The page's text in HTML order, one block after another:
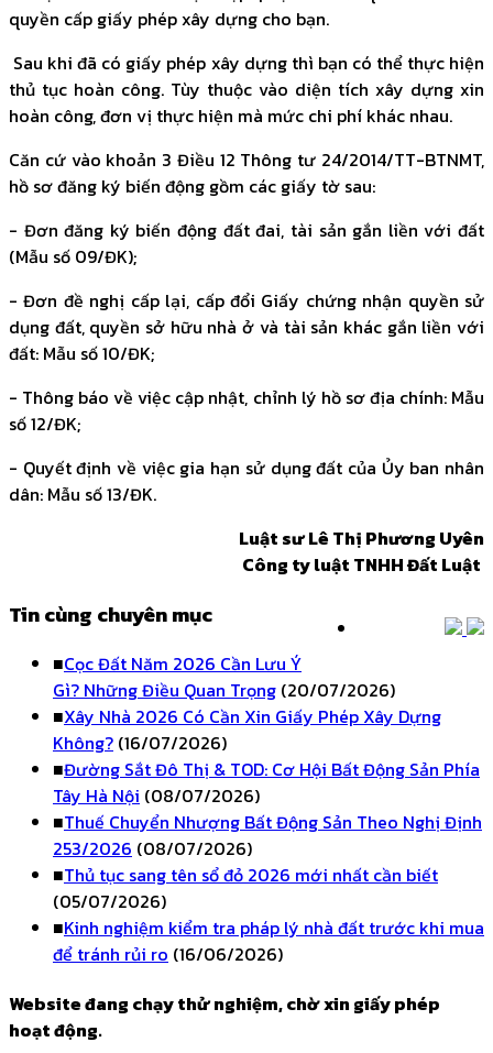
quyền cấp giấy phép xây dựng cho bạn.
Sau khi đã có giấy phép xây dựng thì bạn có thể thực hiện
thủ tục hoàn công. Tùy thuộc vào diện tích xây dựng xin
hoàn công, đơn vị thực hiện mà mức chi phí khác nhau.
Căn cứ vào khoản 3 Điều 12 Thông tư 24/2014/TT-BTNMT,
hồ sơ đăng ký biến động gồm các giấy tờ sau:
- Đơn đăng ký biến động đất đai, tài sản gắn liền với đất
(Mẫu số 09/ĐK);
- Đơn đề nghị cấp lại, cấp đổi Giấy chứng nhận quyền sử
dụng đất, quyền sở hữu nhà ở và tài sản khác gắn liền với
đất: Mẫu số 10/ĐK;
- Thông báo về việc cập nhật, chỉnh lý hồ sơ địa chính: Mẫu
số 12/ĐK;
- Quyết định về việc gia hạn sử dụng đất của Ủy ban nhân
dân: Mẫu số 13/ĐK.
Luật sư Lê Thị Phương Uyên
Công ty luật TNHH Đất Luật
Tin cùng chuyên mục
■Cọc Đất Năm 2026 Cần Lưu Ý
Gì? Những Điều Quan Trọng (20/07/2026)
■Xây Nhà 2026 Có Cần Xin Giấy Phép Xây Dựng
Không? (16/07/2026)
■Đường Sắt Đô Thị & TOD: Cơ Hội Bất Động Sản Phía
Tây Hà Nội (08/07/2026)
■Thuế Chuyển Nhượng Bất Động Sản Theo Nghị Định
253/2026 (08/07/2026)
■Thủ tục sang tên sổ đỏ 2026 mới nhất cần biết
(05/07/2026)
■Kinh nghiệm kiểm tra pháp lý nhà đất trước khi mua
để tránh rủi ro (16/06/2026)
Website đang chạy thử nghiệm, chờ xin giấy phép
hoạt động.